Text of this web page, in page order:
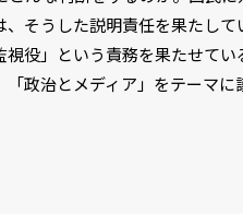
そうした説明責任を果たして
役」という責務を果たせてい
「政治とメディア」をテーマに